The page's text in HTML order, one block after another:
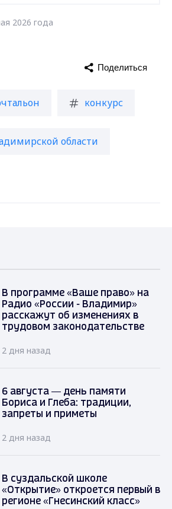
2026 года
конкурс
области
Поделиться
В программе «Ваше право» на
Радио «России - Владимир»
расскажут об изменениях в
трудовом законодательстве
2 дня назад
6 августа — день памяти
Бориса и Глеба: традиции,
запреты и приметы
2 дня назад
В суздальской школе
«Открытие» откроется первый в
регионе «Гнесинский класс»